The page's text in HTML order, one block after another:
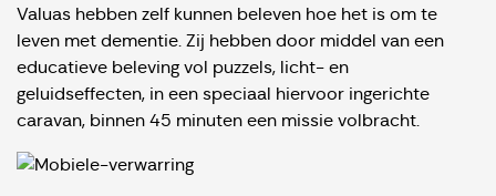
Valuas hebben zelf kunnen beleven hoe het is om te
leven met dementie. Zij hebben door middel van een
educatieve beleving vol puzzels, licht- en
geluidseffecten, in een speciaal hiervoor ingerichte
caravan, binnen 45 minuten een missie volbracht.